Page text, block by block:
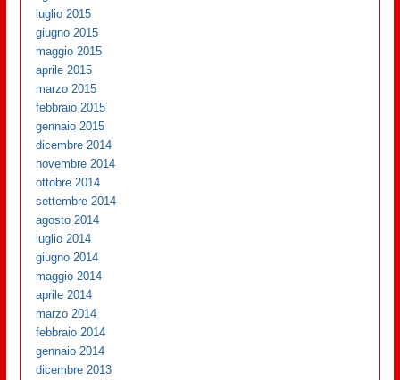
luglio 2015
giugno 2015
maggio 2015
aprile 2015
marzo 2015
febbraio 2015
gennaio 2015
dicembre 2014
novembre 2014
ottobre 2014
settembre 2014
agosto 2014
luglio 2014
giugno 2014
maggio 2014
aprile 2014
marzo 2014
febbraio 2014
gennaio 2014
dicembre 2013